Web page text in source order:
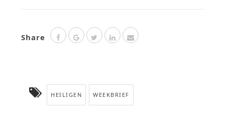
Share
HEILIGEN WEEKBRIEF